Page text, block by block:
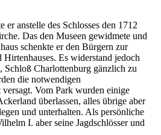
anstelle des Schlosses den 1712
Das den Museen gewidmete und
schenkte er den Bürgern zur
Es widerstand jedoch
Schloß Charlottenburg gänzlich zu
die notwendigen
Vom Park wurden einige
überlassen, alles übrige aber
und unterhalten. Als persönliche
I. aber seine Jagdschlösser und